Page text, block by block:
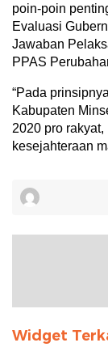
poin-poin
Evaluasi
Jawaban
PPAS
“Pada
Kabupaten
2020 pro
kesejahteraan
Widget